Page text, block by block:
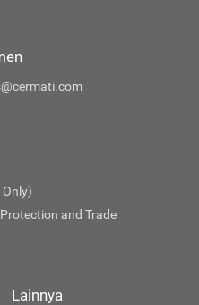
and Trade
Lainnya